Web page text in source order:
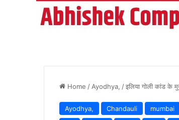
Home / Ayodhya, /इलिया गोली कांड के
Ayodhya, Chandauli mumbai